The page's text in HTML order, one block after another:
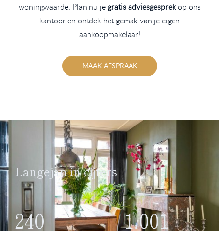
woningwaarde. Plan nu jegratis adviesgesprekop ons
kantoor en ontdek het gemak van je eigen
aankoopmakelaar!
MAAK AFSPRAAK
Langejan in cijfers
240 1.001